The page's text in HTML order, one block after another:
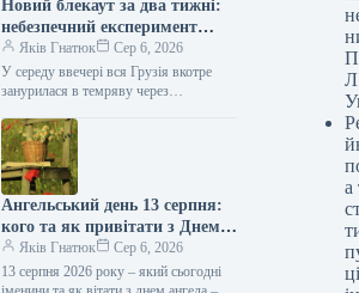
Новий блекаут за два тижні:
небезпечний експеримент
влади залишив усю Грузію
без електрики
Яків Гнатюк
Сер 6, 2026
У середу ввечері вся Грузія вкотре
занурилася в темряву через
третім повним припиненням
електропостачання в країні за останні
два тижні.…
Ангельський день 13 серпня:
кого та як привітати з Днем
ангела
Яків Гнатюк
Сер 6, 2026
13 серпня 2026 року – який сьогодні
Л
а